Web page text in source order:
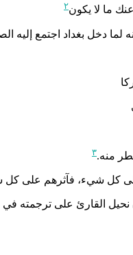
ما لا يكون٢
لما دخل بغداد اجتمع إليه
منه.٣
على كل شيء، فآثرهم على
القارئ على ترجمته